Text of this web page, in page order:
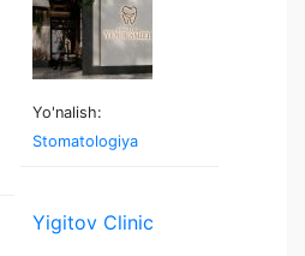
Yo'nalish:
Stomatologiya
Yigitov Clinic